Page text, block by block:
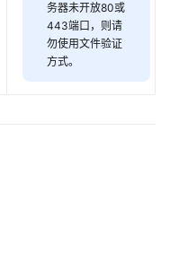
务器未开放80或
443端口，则请
勿使用文件验证
方式。